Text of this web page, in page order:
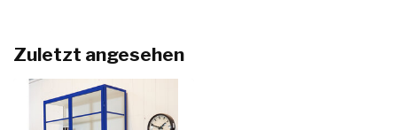
Zuletzt angesehen